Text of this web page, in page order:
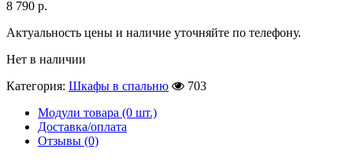
8 790 р.
Актуальность цены и наличие уточняйте по телефону.
Нет в наличии
Категория: Шкафы в спальню
703
Модули товара (0 шт.)
Доставка/оплата
Отзывы (0)